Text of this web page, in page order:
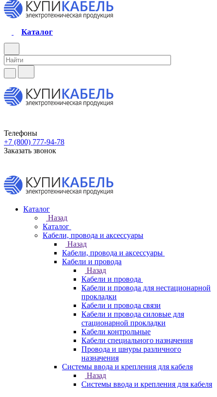
Каталог
Телефоны
+7 (800) 777-94-78
Заказать звонок
Каталог
Назад
Каталог
Кабели, провода и аксессуары
Назад
Кабели, провода и аксессуары
Кабели и провода
Назад
Кабели и провода
Кабели и провода для нестационарной
прокладки
Кабели и провода связи
Кабели и провода силовые для
стационарной прокладки
Кабели контрольные
Кабели специального назначения
Провода и шнуры различного
назначения
Системы ввода и крепления для кабеля
Назад
Системы ввода и крепления для кабеля